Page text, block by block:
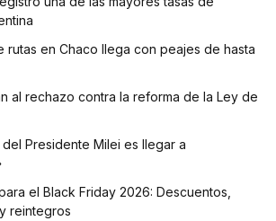
rutas en Chaco llega con peajes de hasta
al rechazo contra la reforma de la Ley de
Presidente Milei es llegar a
el Black Friday 2026: Descuentos,
reintegros